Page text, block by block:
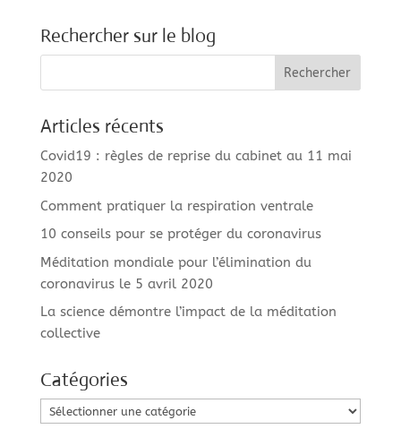
Rechercher sur le blog
Articles récents
Covid19 : règles de reprise du cabinet au 11 mai
2020
Comment pratiquer la respiration ventrale
10 conseils pour se protéger du coronavirus
Méditation mondiale pour l’élimination du
coronavirus le 5 avril 2020
La science démontre l’impact de la méditation
collective
Catégories
Catégories